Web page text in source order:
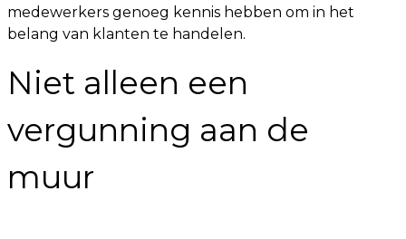
medewerkers genoeg kennis hebben om in het
belang van klanten te handelen.
Niet alleen een
vergunning aan de
muur